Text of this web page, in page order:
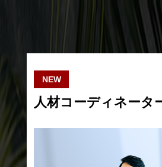
NEW
人材コーディネータ